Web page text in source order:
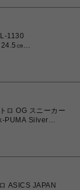
1130
㎝
ディース スニーカ
ロ OG スニーカー
【送料
ASICS JAPAN